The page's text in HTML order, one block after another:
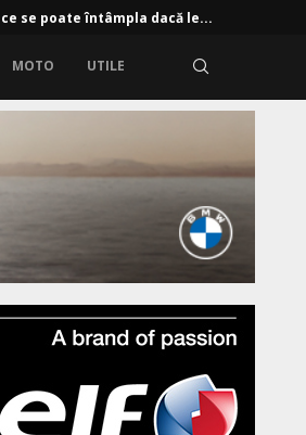
se poate întâmpla dacă le...
MOTO UTILE